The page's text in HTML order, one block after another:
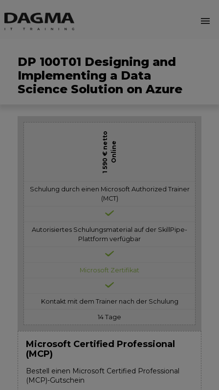
menu
DP 100T01 Designing and
Implementing a Data
Science Solution on Azure
1 590 € nettoOnline
Schulung durch einen Microsoft Authorized Trainer
(MCT)
Autorisiertes Schulungsmaterial auf der SkillPipe-
Plattform verfügbar
Microsoft Zertifikat
Kontakt mit dem Trainer nach der Schulung
14 Tage
Microsoft Certified Professional
(MCP)
Bestell einen Microsoft Certified Professional
(MCP)-Gutschein